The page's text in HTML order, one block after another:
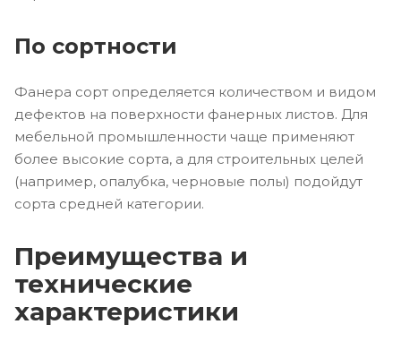
По сортности
Фанера сорт определяется количеством и видом
дефектов на поверхности фанерных листов. Для
мебельной промышленности чаще применяют
более высокие сорта, а для строительных целей
(например, опалубка, черновые полы) подойдут
сорта средней категории.
Преимущества и
технические
характеристики